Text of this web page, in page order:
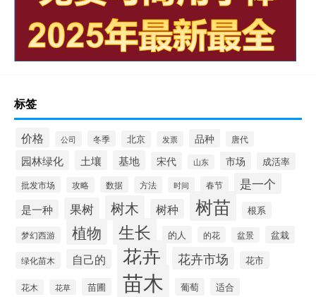
标签
价格 公司 冬季 北京 发票 品种 唐代
园林绿化 土壤 基地 宋代 山东 市场 成活率
批发市场 攻略 数据 方法 时间 春节 是一个
是一种 果树 树木 树种 树苗
根系
梦幻西游
植物 生长 的人 的花 盆景 盆栽
绿化苗木 自己的 花卉 花卉市场 花市
花木 花草 苗圃 苗木 葡萄 适合